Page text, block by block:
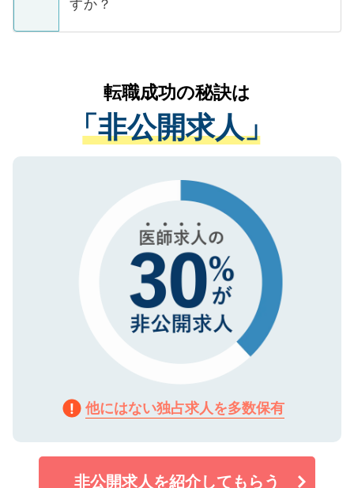
支援を目的に使用いたします。お預かりし
ているすべての個人データはご本人の許可
は、個人情報の取り扱いについての厳密な
管理基準を満たした事業者のみに付与され
る、プライバシーマークを取得済みです。
ご登録いただいた個人情報は、SSL（デー
で、機密保持に関してもご安心ください。
すか？
かがいして、現在の医療機関の状況や紹介
経験をまじえながら、適切なアドバイスを
させていただきます。すぐにご転職をされ
ない方には、長期的なサポートが可能です
ので、まずはご登録ください。
転職成功の秘訣は
「非公開求人」
他にはない独占求人を多数保有
非公開求人を紹介してもらう